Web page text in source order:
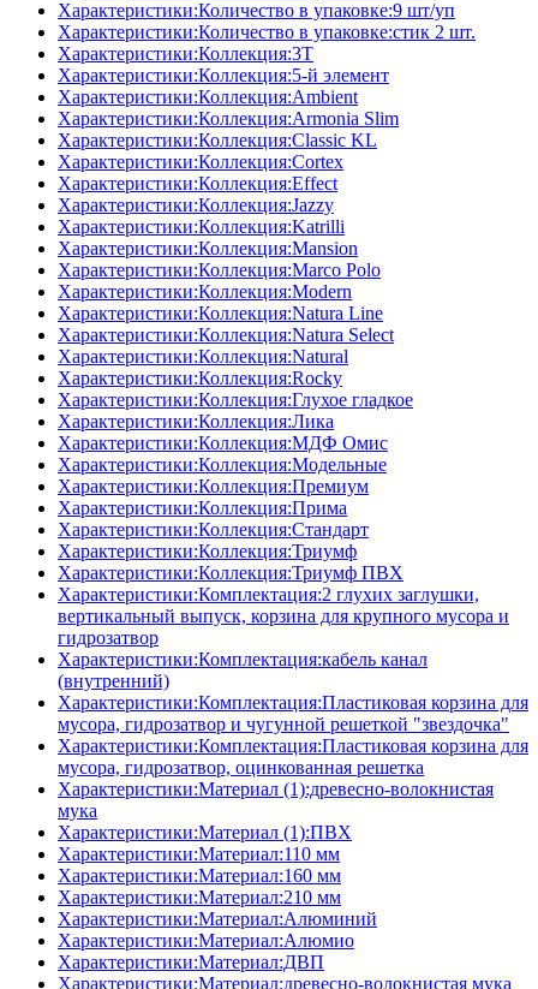
Характеристики:Количество в упаковке:9 шт/уп
Характеристики:Количество в упаковке:стик 2 шт.
Характеристики:Коллекция:3T
Характеристики:Коллекция:5-й элемент
Характеристики:Коллекция:Ambient
Характеристики:Коллекция:Armonia Slim
Характеристики:Коллекция:Classic KL
Характеристики:Коллекция:Cortex
Характеристики:Коллекция:Effect
Характеристики:Коллекция:Jazzy
Характеристики:Коллекция:Katrilli
Характеристики:Коллекция:Mansion
Характеристики:Коллекция:Marco Polo
Характеристики:Коллекция:Modern
Характеристики:Коллекция:Natura Line
Характеристики:Коллекция:Natura Select
Характеристики:Коллекция:Natural
Характеристики:Коллекция:Rocky
Характеристики:Коллекция:Глухое гладкое
Характеристики:Коллекция:Лика
Характеристики:Коллекция:МДФ Омис
Характеристики:Коллекция:Модельные
Характеристики:Коллекция:Премиум
Характеристики:Коллекция:Прима
Характеристики:Коллекция:Стандарт
Характеристики:Коллекция:Триумф
Характеристики:Коллекция:Триумф ПВХ
Характеристики:Комплектация:2 глухих заглушки,
вертикальный выпуск, корзина для крупного мусора и
гидрозатвор
Характеристики:Комплектация:кабель канал
(внутренний)
Характеристики:Комплектация:Пластиковая корзина для
мусора, гидрозатвор и чугунной решеткой "звездочка"
Характеристики:Комплектация:Пластиковая корзина для
мусора, гидрозатвор, оцинкованная решетка
Характеристики:Материал (1):древесно-волокнистая
мука
Характеристики:Материал (1):ПВХ
Характеристики:Материал:110 мм
Характеристики:Материал:160 мм
Характеристики:Материал:210 мм
Характеристики:Материал:Алюминий
Характеристики:Материал:Алюмио
Характеристики:Материал:ДВП
Характеристики:Материал:древесно-волокнистая мука